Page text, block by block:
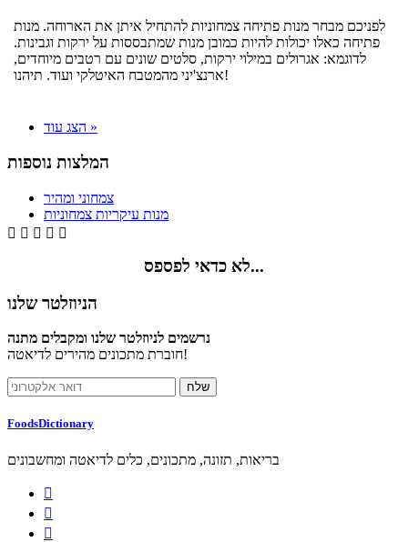
לפניכם מבחר מנות פתיחה צמחוניות להתחיל איתן את הארוחה. מנות
פתיחה כאלו יכולות להיות כמובן מנות שמתבססות על ירקות וגבינות.
לדוגמא: אגרולים במילוי ירקות, סלטים שונים עם רטבים מיוחדים,
ארנצ'יני מהמטבח האיטלקי ועוד. תיהנו!
הצג עוד »
המלצות נוספות
צמחוני ומהיר
מנות עיקריות צמחוניות
    
לא כדאי לפספס...
הניוזלטר שלנו
נרשמים לניוזלטר שלנו ומקבלים מתנה
חוברת מתכונים מהירים לדיאטה!
FoodsDictionary
בריאות, תזונה, מתכונים, כלים לדיאטה ומחשבונים


